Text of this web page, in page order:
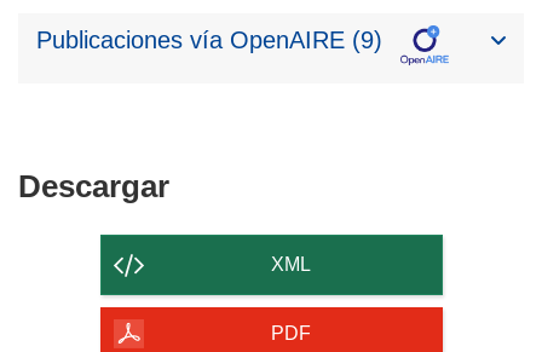
Publicaciones vía OpenAIRE (9)
DescargarDescargar
contenido
de
XML
PDF